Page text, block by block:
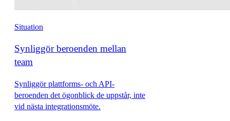
Situation
Synliggör beroenden mellan
team
Synliggör plattforms- och API-
beroenden det ögonblick de uppstår, inte
vid nästa integrationsmöte.